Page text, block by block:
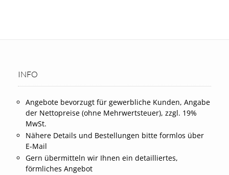
INFO
Angebote bevorzugt für gewerbliche Kunden, Angabe
der Nettopreise (ohne Mehrwertsteuer), zzgl. 19%
MwSt.
Nähere Details und Bestellungen bitte formlos über
E-Mail
Gern übermitteln wir Ihnen ein detailliertes,
förmliches Angebot